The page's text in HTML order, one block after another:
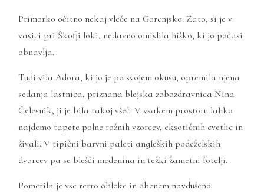
Primorko očitno nekaj vleče na Gorenjsko. Zato, si je v
vasici pri Škofji loki, nedavno omislila hiško, ki jo počasi
obnavlja.
Tudi vila Adora, ki jo je po svojem okusu, opremila njena
sedanja lastnica, priznana blejska zobozdravnica Nina
Čelesnik, ji je bila takoj všeč. V vsakem prostoru lahko
najdemo tapete polne rožnih vzorcev, eksotičnih cvetlic in
živali. V tipični barvni paleti angleških podeželskih
dvorcev pa se blešči medenina in težki žametni fotelji.
Pomerila je vse retro obleke in obenem navdušeno